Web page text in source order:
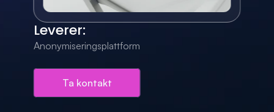
Leverer:
Anonymiseringsplattform
Ta kontakt